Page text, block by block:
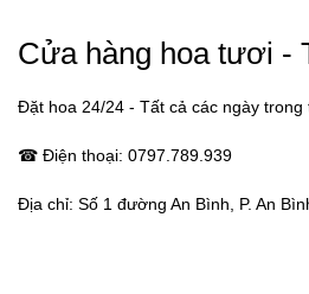
Cửa hàng hoa tươi -
Đặt hoa 24/24 - Tất cả các ngày trong
☎ Điện thoại: 0797.789.939
Địa chỉ: Số 1 đường An Bình, P. An